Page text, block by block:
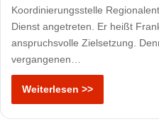
Koordinierungsstelle
Dienst angetreten. Er heißt
anspruchsvolle Zielsetzung.
vergangenen…
Weiterlesen >>